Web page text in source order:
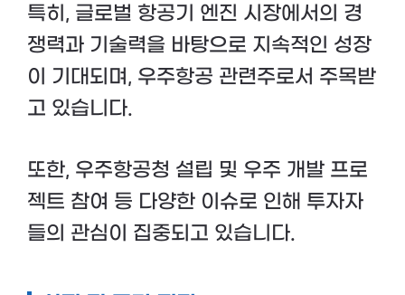
특히, 글로벌 항공기 엔진 시장에서의 경
쟁력과 기술력을 바탕으로 지속적인 성장
이 기대되며, 우주항공 관련주로서 주목받
고 있습니다.
또한, 우주항공청 설립 및 우주 개발 프로
젝트 참여 등 다양한 이슈로 인해 투자자
들의 관심이 집중되고 있습니다.